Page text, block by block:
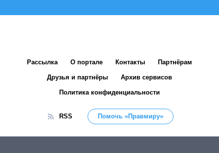
Рассылка О портале Контакты Партнёрам
Друзья и партнёры Архив сервисов
Политика конфиденциальности
RSS Помочь «Правмиру»